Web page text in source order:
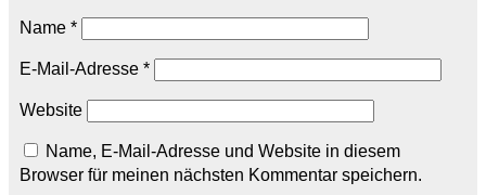
Name *
E-Mail-Adresse *
Website
Name, E-Mail-Adresse und Website in diesem
Browser für meinen nächsten Kommentar speichern.